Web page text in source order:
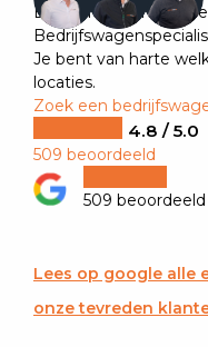
Eurocars is één van
Je bent van harte
locaties.
Zoek een
4.8 / 5.0
509 beoordeeld
509 beoordeeld
Lees op google alle
onze tevreden